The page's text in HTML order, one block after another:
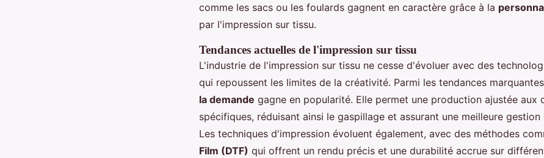
comme les sacs ou les foulards gagnent en caractère grâce à la
par l'impression sur tissu.
Tendances actuelles de l'impression sur tissu
L'industrie de l'impression sur tissu ne cesse d'évoluer avec des
qui repoussent les limites de la créativité. Parmi les tendances
la demande gagne en popularité. Elle permet une production ajustée aux
spécifiques, réduisant ainsi le gaspillage et assurant une meilleure gestion
Les techniques d'impression évoluent également, avec des méthodes
Film (DTF) qui offrent un rendu précis et une durabilité accrue sur